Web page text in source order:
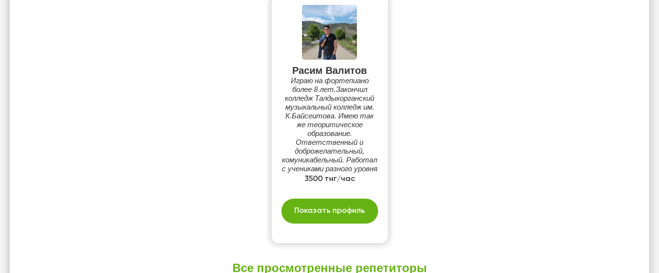
Расим Валитов
Играю на фортепиано
более 8 лет.Закончил
колледж Талдыкорганский
музыкальный колледж им.
К.Байсеитова. Имею так
же теоритическое
образование.
Ответственный и
доброжелательный,
комуникабельный. Работал
с учениками разного уровня
подготовки и
3500 тнг/час
Показать профиль
Все просмотренные репетиторы